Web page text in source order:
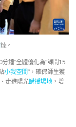
煉。
鐘”全體優化為“課間15
小我空間”，確保師生獲
走進陽光講授場地 ，增